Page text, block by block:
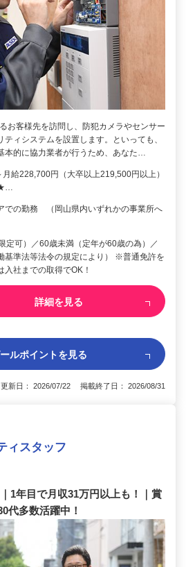
お客様先を訪問し、防犯カメラやセンサー
ティシステムを設置します。といっても、
本的に協力業者が行うため、あなた…
給228,700円（大卒以上219,500円以上）
での勤務 （岡山県内いずれかの事業所へ
定可）／60歳未満（定年が60歳の為）／
基準法等法令の規定により） ※普通免許を
入社までの取得でOK！
詳細を見る
ルポイントを見る
更新日： 2026/07/22 掲載終了日： 2026/08/31
ィスタッフ
1年目で月収31万円以上も！｜賞
代多数活躍中！